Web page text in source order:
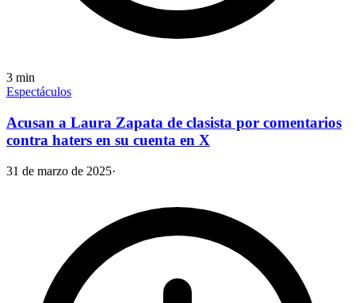
3 min
Espectáculos
Acusan a Laura Zapata de clasista por comentarios
contra haters en su cuenta en X
31 de marzo de 2025·